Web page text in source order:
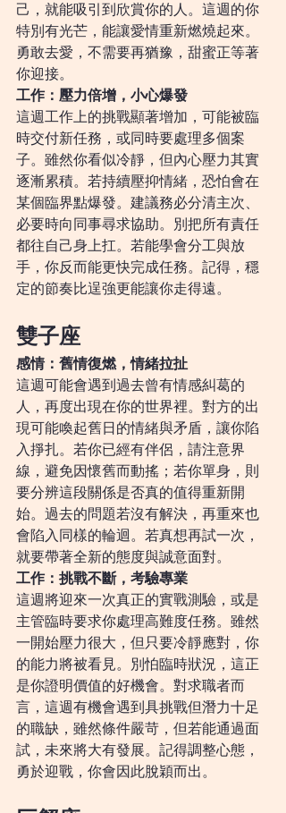
己，就能吸引到欣賞你的人。這週的你
特別有光芒，能讓愛情重新燃燒起來。
勇敢去愛，不需要再猶豫，甜蜜正等著
你迎接。
工作：壓力倍增，小心爆發
這週工作上的挑戰顯著增加，可能被臨
時交付新任務，或同時要處理多個案
子。雖然你看似冷靜，但內心壓力其實
逐漸累積。若持續壓抑情緒，恐怕會在
某個臨界點爆發。建議務必分清主次、
必要時向同事尋求協助。別把所有責任
都往自己身上扛。若能學會分工與放
手，你反而能更快完成任務。記得，穩
定的節奏比逞強更能讓你走得遠。
雙子座
感情：舊情復燃，情緒拉扯
這週可能會遇到過去曾有情感糾葛的
人，再度出現在你的世界裡。對方的出
現可能喚起舊日的情緒與矛盾，讓你陷
入掙扎。若你已經有伴侶，請注意界
線，避免因懷舊而動搖；若你單身，則
要分辨這段關係是否真的值得重新開
始。過去的問題若沒有解決，再重來也
會陷入同樣的輪迴。若真想再試一次，
就要帶著全新的態度與誠意面對。
工作：挑戰不斷，考驗專業
這週將迎來一次真正的實戰測驗，或是
主管臨時要求你處理高難度任務。雖然
一開始壓力很大，但只要冷靜應對，你
的能力將被看見。別怕臨時狀況，這正
是你證明價值的好機會。對求職者而
言，這週有機會遇到具挑戰但潛力十足
的職缺，雖然條件嚴苛，但若能通過面
試，未來將大有發展。記得調整心態，
勇於迎戰，你會因此脫穎而出。